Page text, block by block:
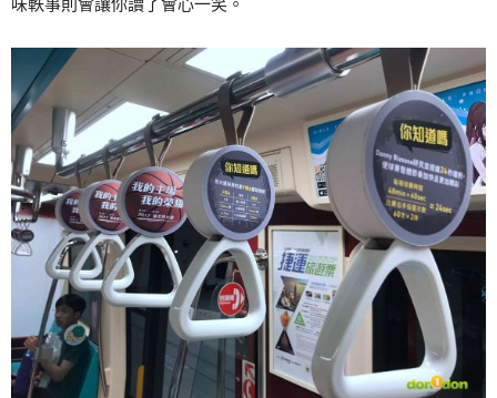
味軼事則會讓你讀了會心一笑。